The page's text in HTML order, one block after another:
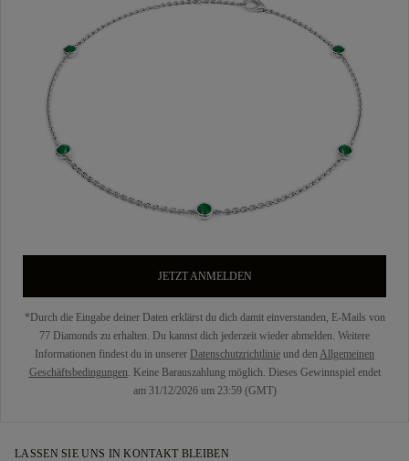
JETZT ANMELDEN
*Durch die Eingabe deiner Daten erklärst du dich damit einverstanden, E-Mails von
77 Diamonds zu erhalten. Du kannst dich jederzeit wieder abmelden. Weitere
Informationen findest du in unserer Datenschutzrichtlinie und denAllgemeinen
Geschäftsbedingungen. Keine Barauszahlung möglich. Dieses Gewinnspiel endet
am 31/12/2026 um 23:59 (GMT)
LASSEN SIE UNS IN KONTAKT BLEIBEN